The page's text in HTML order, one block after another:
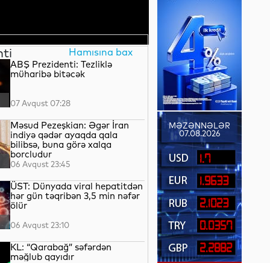
Hamısına bax
ABŞ Prezidenti: Tezliklə
müharibə bitəcək
07 Avqust 07:28
Məsud Pezeşkian: Əgər İran
indiyə qədər ayaqda qala
bilibsə, buna görə xalqa
borcludur
06 Avqust 23:45
ÜST: Dünyada viral hepatitdən
hər gün təqribən 3,5 min nəfər
ölür
06 Avqust 23:10
KL: “Qarabağ” səfərdən
məğlub qayıdır
MƏZƏNNƏLƏR
07.08.2026
1.7
1.9633
2.1023
0.0357
2.2882